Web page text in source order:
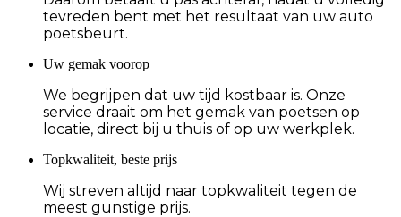
tevreden bent met het resultaat van uw auto
poetsbeurt.
Uw gemak voorop
We begrijpen dat uw tijd kostbaar is. Onze
service draait om het gemak van poetsen op
locatie, direct bij u thuis of op uw werkplek.
Topkwaliteit, beste prijs
Wij streven altijd naar topkwaliteit tegen de
meest gunstige prijs.